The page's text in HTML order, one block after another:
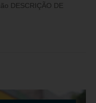
DESCRIÇÃO DE